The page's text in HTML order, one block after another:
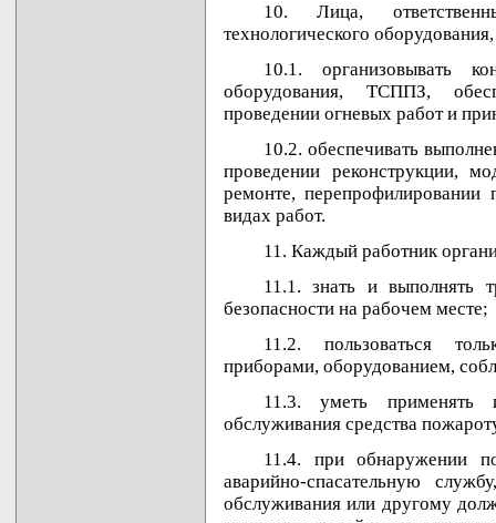
10. Лица,
технологического
10.1. организовывать
оборудования, ТСППЗ,
проведении огневых работ и
10.2. обеспечивать
проведении реконструкции,
ремонте,
видах работ.
11. Каждый работник
11.1. знать и выполнять
безопасности на рабочем месте;
11.2. пользоваться
приборами, оборудованием,
11.3. уметь применять
обслуживания средства
11.4. при обнаружении
аварийно-спасательную
обслуживания или другому